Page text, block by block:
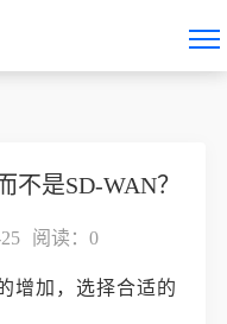
不是SD-WAN？
阅读： 0
增加，选择合适的